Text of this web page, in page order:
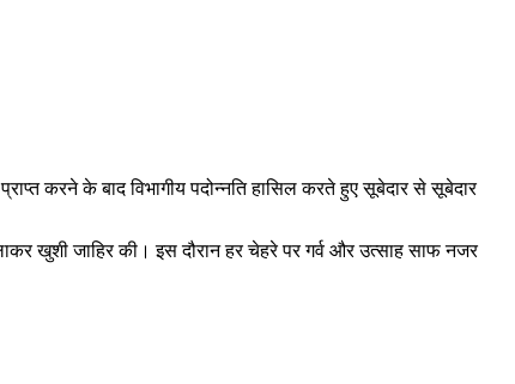
करने के बाद विभागीय पदोन्नति हासिल करते हुए सूबेदार से सूबेदार
खुशी जाहिर की। इस दौरान हर चेहरे पर गर्व और उत्साह साफ नजर